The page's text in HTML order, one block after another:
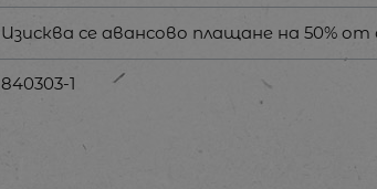
Изисква се авансово плащане на 50%
840303-1